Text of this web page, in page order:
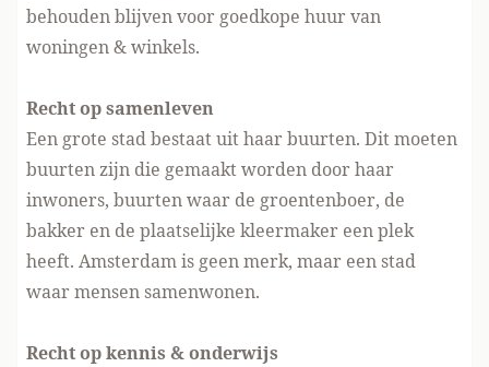
behouden blijven voor goedkope huur van
woningen & winkels.
Recht op samenleven
Een grote stad bestaat uit haar buurten. Dit moeten
buurten zijn die gemaakt worden door haar
inwoners, buurten waar de groentenboer, de
bakker en de plaatselijke kleermaker een plek
heeft. Amsterdam is geen merk, maar een stad
waar mensen samenwonen.
Recht op kennis & onderwijs